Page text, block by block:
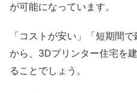
が可能になっています。
「コストが安い」「短期間
から、3Dプリンター住宅を
ることでしょう。